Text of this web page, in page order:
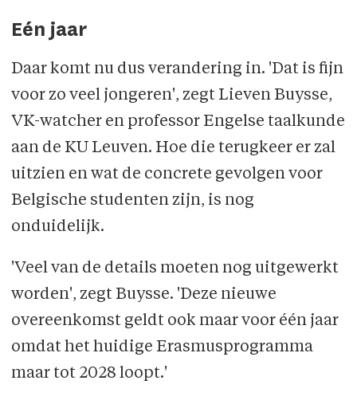
Eén jaar
Daar komt nu dus verandering in. 'Dat is fijn
voor zo veel jongeren', zegt Lieven Buysse,
VK-watcher en professor Engelse taalkunde
aan de KU Leuven. Hoe die terugkeer er zal
uitzien en wat de concrete gevolgen voor
Belgische studenten zijn, is nog
onduidelijk.
'Veel van de details moeten nog uitgewerkt
worden', zegt Buysse. 'Deze nieuwe
overeenkomst geldt ook maar voor één jaar
omdat het huidige Erasmusprogramma
maar tot 2028 loopt.'